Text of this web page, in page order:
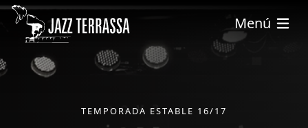
Vés al contingut
Menú
TEMPORADA ESTABLE 16/17